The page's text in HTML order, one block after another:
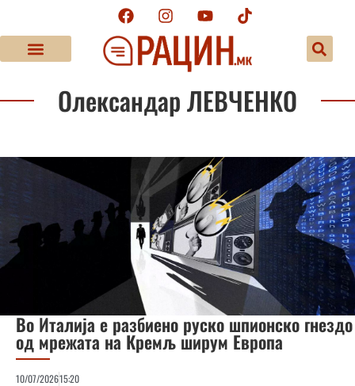
Олександар ЛЕВЧЕНКО
Во Италија е разбиено руско шпионско гнездо
од мрежата на Кремљ ширум Европа
10/07/202615:20